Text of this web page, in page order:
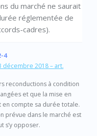
du marché ne saurait
réglementée de
cadres).
4
décembre 2018 – art.
reconductions à condition
et que la mise en
compte sa durée totale.
prévue dans le marché est
s’y opposer.